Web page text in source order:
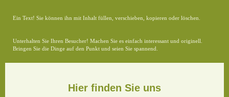
Ein Text! Sie können ihn mit Inhalt füllen, verschieben, kopieren oder löschen.
Unterhalten Sie Ihren Besucher! Machen Sie es einfach interessant und originell.
Bringen Sie die Dinge auf den Punkt und seien Sie spannend.
Hier finden Sie uns